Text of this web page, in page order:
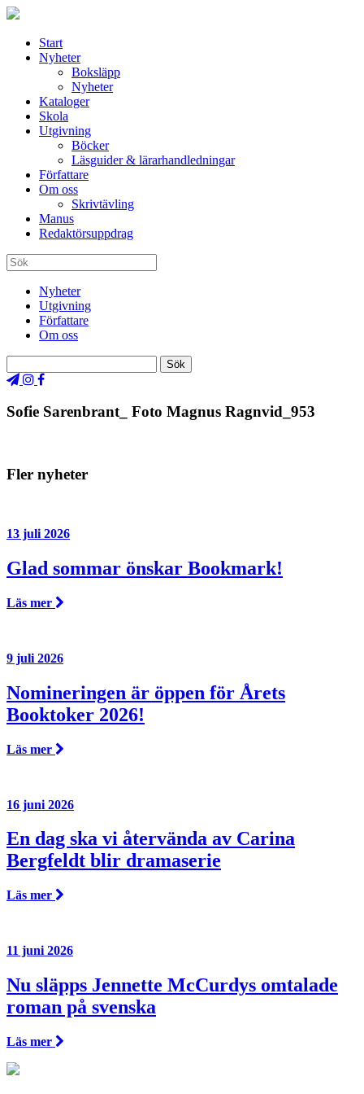
Start
Nyheter
Boksläpp
Nyheter
Kataloger
Skola
Utgivning
Böcker
Läsguider & lärarhandledningar
Författare
Om oss
Skrivtävling
Manus
Redaktörsuppdrag
Nyheter
Utgivning
Författare
Om oss
Sofie Sarenbrant_ Foto Magnus Ragnvid_953
Fler nyheter
13 juli 2026
Glad sommar önskar Bookmark!
Läs mer
9 juli 2026
Nomineringen är öppen för Årets
Booktoker 2026!
Läs mer
16 juni 2026
En dag ska vi återvända av Carina
Bergfeldt blir dramaserie
Läs mer
11 juni 2026
Nu släpps Jennette McCurdys omtalade
roman på svenska
Läs mer